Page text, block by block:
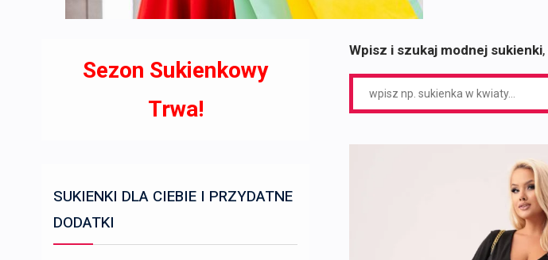
Wpisz i szukaj modnej sukienki,
Sezon Sukienkowy
Trwa!
SUKIENKI DLA CIEBIE I PRZYDATNE
DODATKI